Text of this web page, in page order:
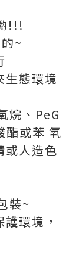
!!!
~
生態環境
烷、PeG
酯或苯 氧
或人造色
裝~
環境，